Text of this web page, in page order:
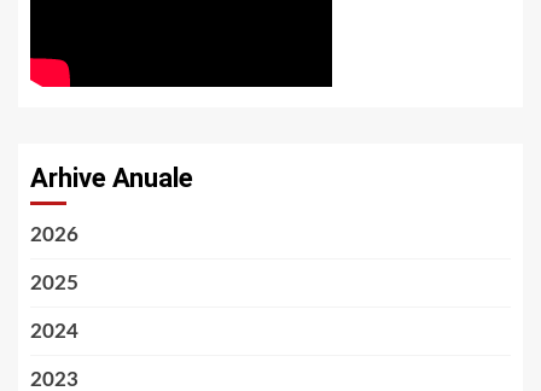
Arhive Anuale
2026
2025
2024
2023